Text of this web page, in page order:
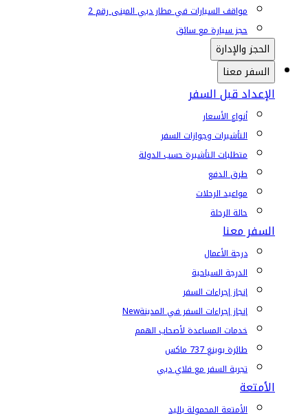
مواقف السيارات في مطار دبي المبنى رقم 2
حجز سيارة مع سائق
الحجز والإدارة
السفر معنا
الإعداد قبل السفر
أنواع الأسعار
التأشيرات وجوازات السفر
متطلبات التأشيرة حسب الدولة
طرق الدفع
مواعيد الرحلات
حالة الرحلة
السفر معنا
درجة الأعمال
الدرجة السياحية
إنجاز إجراءات السفر
إنجاز إجراءات السفر في المدينةNew
خدمات المساعدة لأصحاب الهمم
طائرة بوينغ 737 ماكس
تجربة السفر مع فلاي دبي
الأمتعة
الأمتعة المحمولة باليد